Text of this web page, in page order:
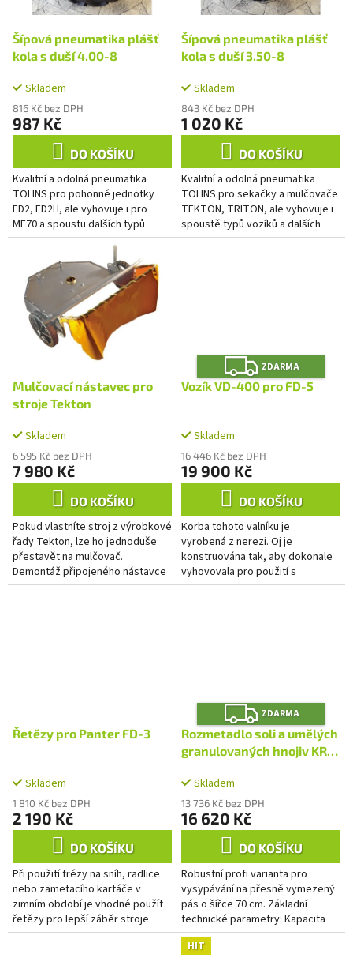
k
t
d
u
t
ů
Šípová pneumatika plášť
kola s duší 4.00-8
Skladem
816 Kč bez DPH
987 Kč
DO KOŠÍKU
Kvalitní a odolná pneumatika
TOLINS pro pohonné jednotky
FD2, FD2H, ale vyhovuje i pro
MF70 a spoustu dalších typů
sekaček, vozíků a různých
Šípová pneumatika plášť
kola s duší 3.50-8
Skladem
843 Kč bez DPH
1 020 Kč
DO KOŠÍKU
Kvalitní a odolná pneumatika
TOLINS pro sekačky a mulčovače
TEKTON, TRITON, ale vyhovuje i
spoustě typů vozíků a dalších
pracovních strojů.
Mulčovací nástavec pro
stroje Tekton
Skladem
6 595 Kč bez DPH
7 980 Kč
DO KOŠÍKU
Pokud vlastníte stroj z výrobkové
řady Tekton, lze ho jednoduše
přestavět na mulčovač.
Demontáž připojeného nástavce
a nasazení mulčovacího nástavce
Z
D
A
R
ZDARMA
Vozík VD-400 pro FD-5
Skladem
16 446 Kč bez DPH
19 900 Kč
DO KOŠÍKU
Korba tohoto valníku je
vyrobená z nerezi. Oj je
konstruována tak, aby dokonale
vyhovovala pro použití s
pohonnou jednotkou FD-5.
Řetězy pro Panter FD-3
Skladem
1 810 Kč bez DPH
2 190 Kč
DO KOŠÍKU
Při použití frézy na sníh, radlice
nebo zametacího kartáče v
zimním období je vhodné použít
řetězy pro lepší záběr stroje.
Z
D
A
R
M
ZDARMA
Rozmetadlo soli a umělých
granulovaných hnojiv KRH
Skladem
13 736 Kč bez DPH
16 620 Kč
DO KOŠÍKU
Robustní profi varianta pro
vysypávání na přesně vymezený
pás o šířce 70 cm. Základní
technické parametry: Kapacita
zásobníku: 80 kg soli Pohon
rozmetacího zařízení:
HIT